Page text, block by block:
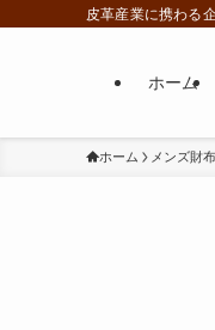
皮革産業に携わる
ホーム
ホーム メンズ財